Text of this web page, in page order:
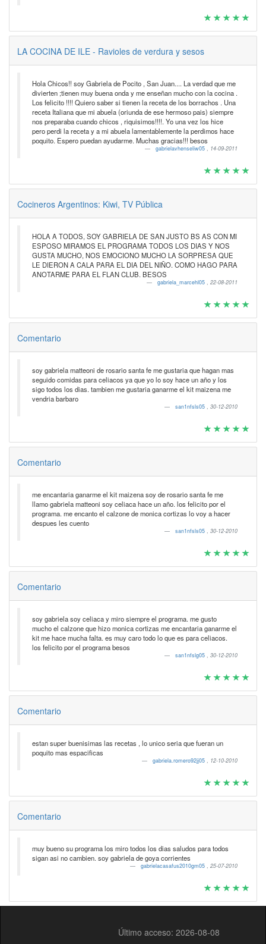
LA COCINA DE ILE - Ravioles de verdura y sesos
Hola Chicos!! soy Gabriela de Pocito , San Juan.... La verdad que me
divierten ;tienen muy buena onda y me enseñan mucho con la cocina .
Los felicito !!!! Quiero saber si tienen la receta de los borrachos . Una
receta Italiana que mi abuela (oriunda de ese hermoso pais) siempre
nos preparaba cuando chicos , riquisimos!!!!. Yo una vez los hice
pero perdi la receta y a mi abuela lamentablemente la perdimos hace
poquito. Espero puedan ayudarme. Muchas gracias!!! besos
gabrielavhenseliw05 , 14-09-2011
Cocineros Argentinos: Kiwi, TV Pública
HOLA A TODOS, SOY GABRIELA DE SAN JUSTO BS AS CON MI
ESPOSO MIRAMOS EL PROGRAMA TODOS LOS DIAS Y NOS
GUSTA MUCHO, NOS EMOCIONO MUCHO LA SORPRESA QUE
LE DIERON A CALA PARA EL DIA DEL NIÑO. COMO HAGO PARA
ANOTARME PARA EL FLAN CLUB. BESOS
gabriela_marcehl05 , 22-08-2011
Comentario
soy gabriela matteoni de rosario santa fe me gustaria que hagan mas
seguido comidas para celiacos ya que yo lo soy hace un año y los
sigo todos los dias. tambien me gustaria ganarme el kit maizena me
vendria barbaro
san1nfsls05 , 30-12-2010
Comentario
me encantaria ganarme el kit maizena soy de rosario santa fe me
llamo gabriela matteoni soy celiaca hace un año. los felicito por el
programa. me encanto el calzone de monica cortizas lo voy a hacer
despues les cuento
san1nfsls05 , 30-12-2010
Comentario
soy gabriela soy celiaca y miro siempre el programa. me gusto
mucho el calzone que hizo monica cortizas me encantaria ganarme el
kit me hace mucha falta. es muy caro todo lo que es para celiacos.
los felicito por el programa besos
san1nfslg05 , 30-12-2010
Comentario
estan super buenisimas las recetas , lo unico seria que fueran un
poquito mas espacificas
gabriela.romero92jj05 , 12-10-2010
Comentario
muy bueno su programa los miro todos los dias saludos para todos
sigan asi no cambien. soy gabriela de goya corrientes
gabrielacasafus2010gm05 , 25-07-2010
Último acceso: 2026-08-08